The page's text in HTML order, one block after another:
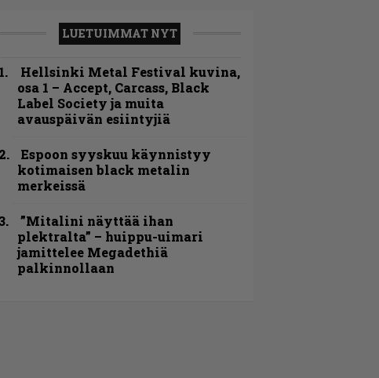
LUETUIMMAT NYT
Hellsinki Metal Festival kuvina,
osa 1 – Accept, Carcass, Black
Label Society ja muita
avauspäivän esiintyjiä
Espoon syyskuu käynnistyy
kotimaisen black metalin
merkeissä
”Mitalini näyttää ihan
plektralta” – huippu-uimari
jamittelee Megadethiä
palkinnollaan